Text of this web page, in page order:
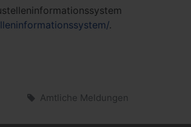
.
Amtliche Meldungen